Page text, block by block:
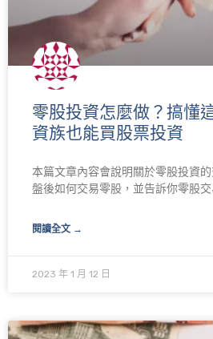
零股投資怎麼做？搞懂
資族也能買股票投資
本篇文章內容會說明關於零股投資
盤後如何交易零股，並告訴你零股
閱讀全文 →
2023 年 1 月 12 日